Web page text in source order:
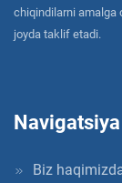
chiqindilarni amalga
joyda taklif etadi.
Navigatsiya
Biz